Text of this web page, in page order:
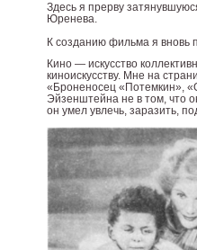
Здесь я прерву
Юренева.
К созданию фильма я вновь
Кино — искусство
киноискусству. Мне на
«Броненосец «Потемкин»,
Эйзенштейна не в том, что
он умел увлечь, заразить,